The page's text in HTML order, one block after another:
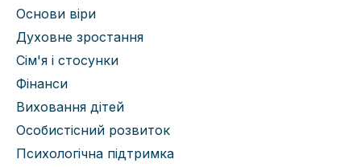
Основи віри
Духовне зростання
Сім'я і стосунки
Фінанси
Виховання дітей
Особистісний розвиток
Психологічна підтримка